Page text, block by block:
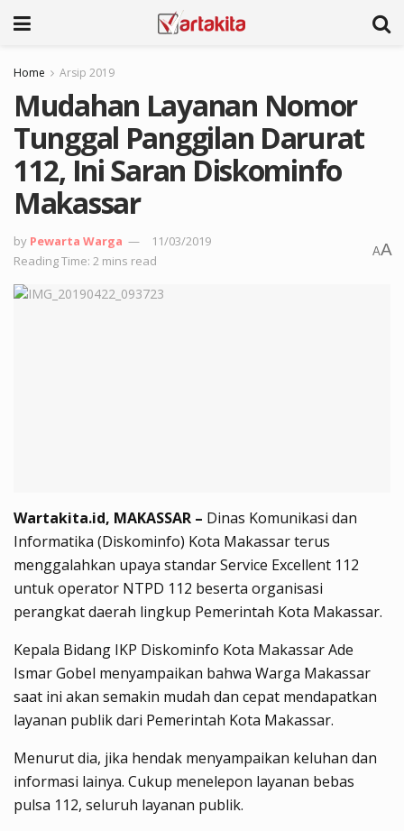
Home Arsip 2019
Mudahan Layanan Nomor
Tunggal Panggilan Darurat
112, Ini Saran Diskominfo
Makassar
by Pewarta Warga
11/03/2019
Reading Time: 2 mins read
AA
Wartakita.id, MAKASSAR – Dinas Komunikasi dan
Informatika (Diskominfo) Kota Makassar terus
menggalahkan upaya standar Service Excellent 112
untuk operator NTPD 112 beserta organisasi
perangkat daerah lingkup Pemerintah Kota Makassar.
Kepala Bidang IKP Diskominfo Kota Makassar Ade
Ismar Gobel menyampaikan bahwa Warga Makassar
saat ini akan semakin mudah dan cepat mendapatkan
layanan publik dari Pemerintah Kota Makassar.
Menurut dia, jika hendak menyampaikan keluhan dan
informasi lainya. Cukup menelepon layanan bebas
pulsa 112, seluruh layanan publik.